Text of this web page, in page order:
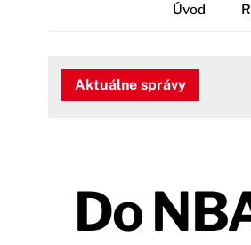
Úvod
Aktuálne správy
Do